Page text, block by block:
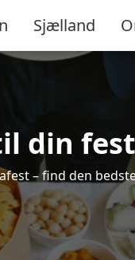
Sjælland
din fest
– find den